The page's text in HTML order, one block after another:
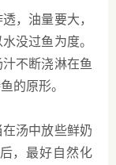
，油量要大，
没过鱼为度。
不断浇淋在鱼
的原形。
汤中放些鲜奶
，最好自然化